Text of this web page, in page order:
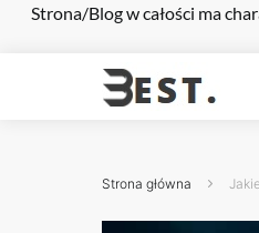
Strona/Blog w całości ma
Strona główna